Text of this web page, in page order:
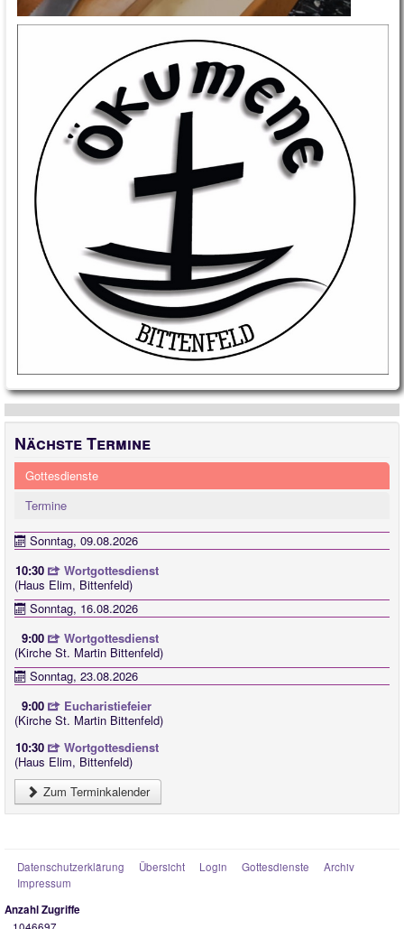
Nächste Termine
Gottesdienste
Termine
Sonntag, 09.08.2026
10:30
Wortgottesdienst
(Haus Elim, Bittenfeld)
Sonntag, 16.08.2026
9:00
Wortgottesdienst
(Kirche St. Martin Bittenfeld)
Sonntag, 23.08.2026
9:00
Eucharistiefeier
(Kirche St. Martin Bittenfeld)
10:30
Wortgottesdienst
(Haus Elim, Bittenfeld)
Zum Terminkalender
Datenschutzerklärung Übersicht Login Gottesdienste
Archiv
Impressum
Anzahl Zugriffe